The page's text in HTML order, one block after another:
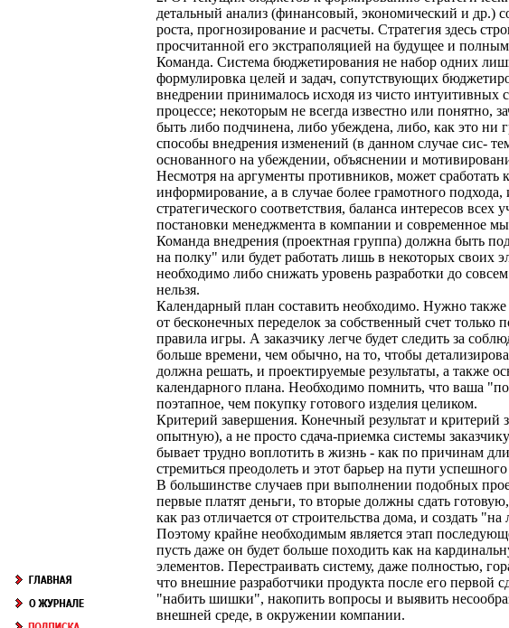
детальный анализ (финансовый, экономический и др.)
роста, прогнозирование и расчеты. Стратегия здесь
просчитанной его экстраполяцией на будущее и
Команда. Система бюджетирования не набор одних
формулировка целей и задач, сопутствующих
внедрении принималось исходя из чисто
процессе; некоторым не всегда известно или понятно,
быть либо подчинена, либо убеждена, либо, как это ни
способы внедрения изменений (в данном случае сис-
основанного на убеждении, объяснении и
Несмотря на аргументы противников, может сработать
информирование, а в случае более грамотного
стратегического соответствия, баланса интересов
постановки менеджмента в компании и современное
Команда внедрения (проектная группа) должна быть
на полку" или будет работать лишь в некоторых своих
необходимо либо снижать уровень разработки до
нельзя.
Календарный план составить необходимо. Нужно
от бесконечных переделок за собственный счет только
правила игры. А заказчику легче будет следить за
больше времени, чем обычно, на то, чтобы
должна решать, и проектируемые результаты, а также
календарного плана. Необходимо помнить, что ваша
поэтапное, чем покупку готового изделия целиком.
Критерий завершения. Конечный результат и
опытную), а не просто сдача-приемка системы
бывает трудно воплотить в жизнь - как по причинам
стремиться преодолеть и этот барьер на пути
В большинстве случаев при выполнении подобных
первые платят деньги, то вторые должны сдать
как раз отличается от строительства дома, и создать
Поэтому крайне необходимым является этап
пусть даже он будет больше походить как на
элементов. Перестраивать систему, даже полностью,
что внешние разработчики продукта после его первой
"набить шишки", накопить вопросы и выявить
внешней среде, в окружении компании.